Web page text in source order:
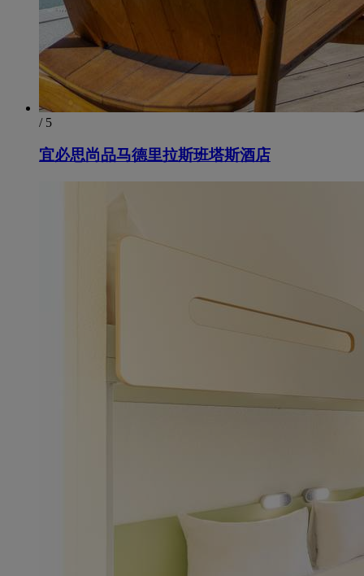
/ 5
宜必思尚品马德里拉斯班塔斯酒店